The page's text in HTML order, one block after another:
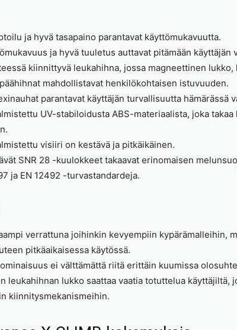
ja hyvä tasapaino parantavat käyttömukavuutta.
ja hyvä tuuletus auttavat pitämään käyttäjän
kiinnittyvä leukahihna, jossa magneettinen lukko,
mahdollistavat henkilökohtaisen istuvuuden.
parantavat käyttäjän turvallisuutta hämärässä
UV-stabiloidusta ABS-materiaalista, joka takaa
visiiri on kestävä ja pitkäikäinen.
SNR 28 -kuulokkeet takaavat erinomaisen
ja EN 12492 -turvastandardeja.
verrattuna joihinkin kevyempiin kypärämalleihin,
pitkäaikaisessa käytössä.
ei välttämättä riitä erittäin kuumissa
leukahihnan lukko saattaa vaatia totuttelua käyttäjiltä,
kiinnitysmekanismeihin.